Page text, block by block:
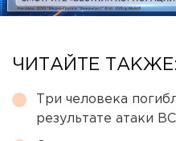
ЧИТАЙТЕ ТАКЖЕ:
Три человека
результате атаки